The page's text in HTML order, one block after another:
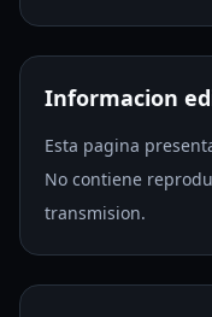
Informacion
Esta pagina
No contiene
transmision.